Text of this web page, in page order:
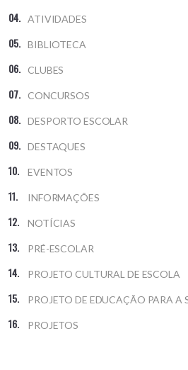
ATIVIDADES
BIBLIOTECA
CLUBES
CONCURSOS
DESPORTO ESCOLAR
DESTAQUES
EVENTOS
INFORMAÇÕES
NOTÍCIAS
PRÉ-ESCOLAR
PROJETO CULTURAL DE ESCOLA
PROJETO DE EDUCAÇÃO PARA A
PROJETOS